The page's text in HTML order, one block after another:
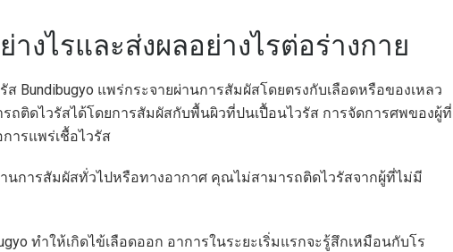
งไรและส่งผลอย่างไรต่อร่างกาย
Bundibugyo แพร่กระจายผ่านการสัมผัสโดยตรงกับเลือดหรือของเหลว
ถติดไวรัสได้โดยการสัมผัสกับพื้นผิวที่ปนเปื้อนไวรัส การจัดการศพของผู้ที่
ารแพร่เชื้อไวรัส
านการสัมผัสทั่วไปหรือทางอากาศ คุณไม่สามารถติดไวรัสจากผู้ที่ไม่มี
ทำให้เกิดไข้เลือดออก อาการในระยะเริ่มแรกจะรู้สึกเหมือนกับโร